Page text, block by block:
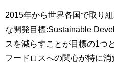
2015年から世界各国で取り
な開発目標:Sustainable
スを減らすことが目標の1つ
フードロスへの関心が特に